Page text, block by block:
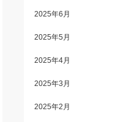
2025年6月
2025年5月
2025年4月
2025年3月
2025年2月